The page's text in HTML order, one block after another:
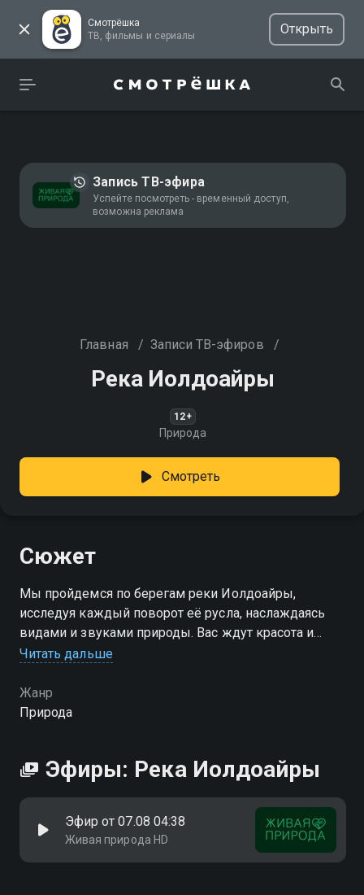
Смотрёшка
ТВ, фильмы и сериалы
Открыть
Запись ТВ-эфира
Успейте посмотреть - временный доступ,
возможна реклама
Главная / Записи ТВ-эфиров /
Река Иолдоайры
12+
Природа
Смотреть
Сюжет
Мы пройдемся по берегам реки Иолдоайры,
исследуя каждый поворот её русла, наслаждаясь
видами и звуками природы. Вас ждут красота и
спокойствие!
Читать дальше
Жанр
Природа
Эфиры: Река Иолдоайры
Эфир от 07.08 04:38
Живая природа HD